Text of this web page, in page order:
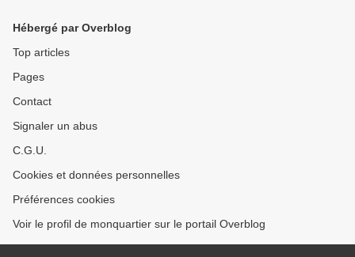
Hébergé par Overblog
Top articles
Pages
Contact
Signaler un abus
C.G.U.
Cookies et données personnelles
Préférences cookies
Voir le profil de monquartier sur le portail Overblog